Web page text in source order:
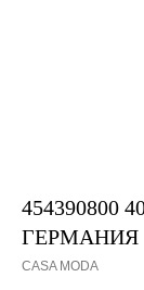
454390800
ГЕРМАНИЯ
CASA MODA